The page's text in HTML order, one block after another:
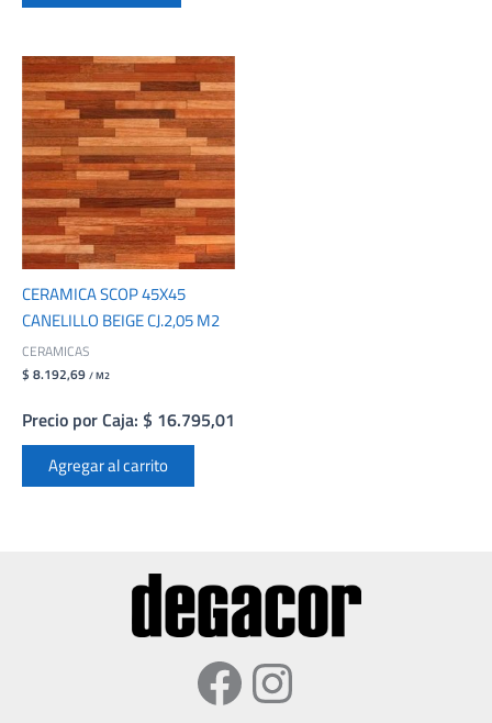
CERAMICA SCOP 45X45
CANELILLO BEIGE CJ.2,05 M2
CERAMICAS
$ 8.192,69 / M2
Precio por Caja: $ 16.795,01
Agregar al carrito
Facebook
Instagram